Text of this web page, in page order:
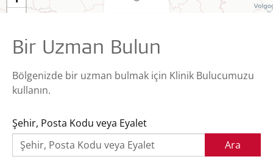
Bir Uzman Bulun
Bölgenizde bir uzman bulmak için Klinik Bulucumuzu
kullanın.
Şehir, Posta Kodu veya Eyalet
Ara